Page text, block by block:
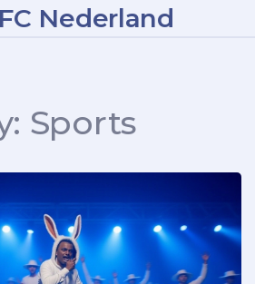
Nederland
Sports